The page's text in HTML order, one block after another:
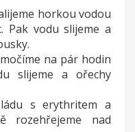
horkou vodou
Pak vodu slijeme a
na pár hodin
slijeme a ořechy
s erythritem a
rozehřejeme nad